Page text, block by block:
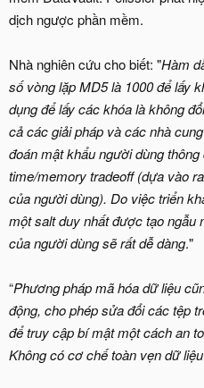
dịch ngược phần mềm.
Nhà nghiên cứu cho biết: "Hàm
số vòng lặp MD5 là 1000 để lấy
dụng để lấy các khóa là không
cả các giải pháp và các nhà
đoán mật khẩu người dùng
time/memory tradeoff (dựa vào
của người dùng). Do việc triển
một salt duy nhất được tạo ngẫu
của người dùng sẽ rất dễ dàng."
“Phương pháp mã hóa dữ liệu
động, cho phép sửa đổi các tệp
để truy cập bí mật một cách an
Không có cơ chế toàn vẹn dữ